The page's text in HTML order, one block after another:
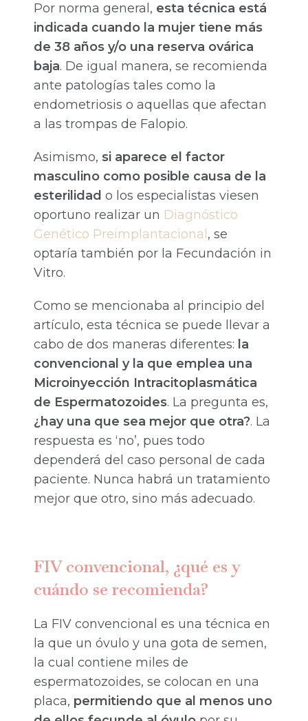
Por norma general, esta técnica está
indicada cuando la mujer tiene más
de 38 años y/o una reserva ovárica
baja. De igual manera, se recomienda
ante patologías tales como la
endometriosis o aquellas que afectan
a las trompas de Falopio.
Asimismo, si aparece el factor
masculino como posible causa de la
esterilidad o los especialistas viesen
oportuno realizar un Diagnóstico
Genético Preimplantacional, se
optaría también por la Fecundación in
Vitro.
Como se mencionaba al principio del
artículo, esta técnica se puede llevar a
cabo de dos maneras diferentes: la
convencional y la que emplea una
Microinyección Intracitoplasmática
de Espermatozoides. La pregunta es,
¿hay una que sea mejor que otra?. La
respuesta es ‘no’, pues todo
dependerá del caso personal de cada
paciente. Nunca habrá un tratamiento
mejor que otro, sino más adecuado.
FIV convencional, ¿qué es y
cuándo se recomienda?
La FIV convencional es una técnica en
la que un óvulo y una gota de semen,
la cual contiene miles de
espermatozoides, se colocan en una
placa, permitiendo que al menos uno